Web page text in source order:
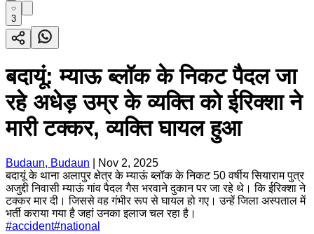
3
बदायूं: म्याऊ ब्लॉक के निकट पैदल जा
रहे अधेड़ उम्र के व्यक्ति को ईरिक्शा ने
मारी टक्कर, व्यक्ति घायल हुआ
Budaun, Budaun
Nov 2, 2025
बदायूं के थाना अलापुर क्षेत्र के म्याऊं ब्लॉक के निकट 50 वर्षीय सियाराम पुत्र
अजुद्दी निवासी म्याऊं गांव पैदल गैस भरवाने दुकान पर जा रहे थे। कि ईरिक्शा ने
टक्कर मार दी। जिससे वह गंभीर रूप से घायल हो गए। उन्हें जिला अस्पताल में
भर्ती कराया गया है जहां उनका इलाज चल रहा है।
#accident#national